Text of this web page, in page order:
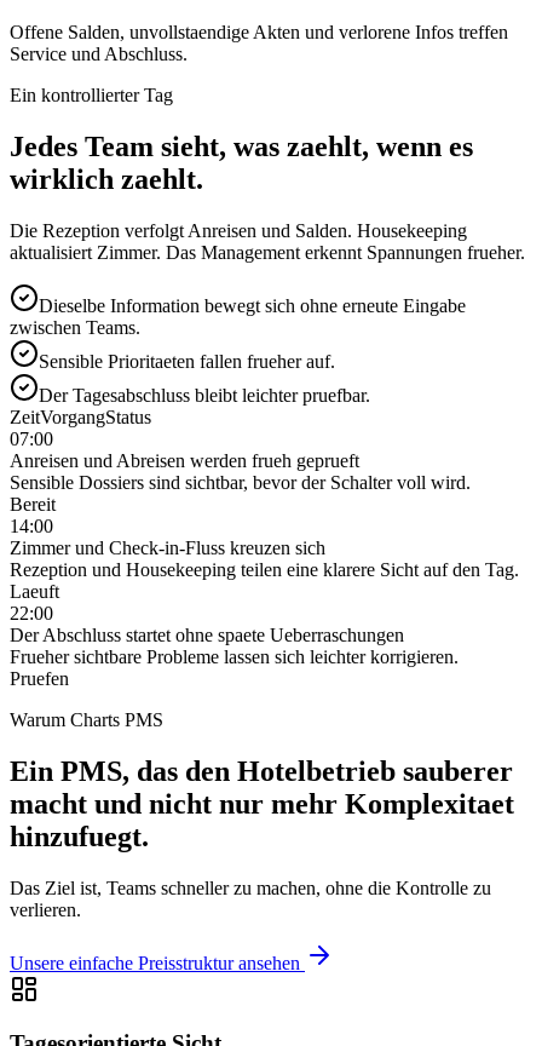
Offene Salden, unvollstaendige Akten und verlorene Infos treffen
Service und Abschluss.
Ein kontrollierter Tag
Jedes Team sieht, was zaehlt, wenn es
wirklich zaehlt.
Die Rezeption verfolgt Anreisen und Salden. Housekeeping
aktualisiert Zimmer. Das Management erkennt Spannungen frueher.
Dieselbe Information bewegt sich ohne erneute Eingabe
zwischen Teams.
Sensible Prioritaeten fallen frueher auf.
Der Tagesabschluss bleibt leichter pruefbar.
ZeitVorgangStatus
07:00
Anreisen und Abreisen werden frueh geprueft
Sensible Dossiers sind sichtbar, bevor der Schalter voll wird.
Bereit
14:00
Zimmer und Check-in-Fluss kreuzen sich
Rezeption und Housekeeping teilen eine klarere Sicht auf den Tag.
Laeuft
22:00
Der Abschluss startet ohne spaete Ueberraschungen
Frueher sichtbare Probleme lassen sich leichter korrigieren.
Pruefen
Warum Charts PMS
Ein PMS, das den Hotelbetrieb sauberer
macht und nicht nur mehr Komplexitaet
hinzufuegt.
Das Ziel ist, Teams schneller zu machen, ohne die Kontrolle zu
verlieren.
Unsere einfache Preisstruktur ansehen